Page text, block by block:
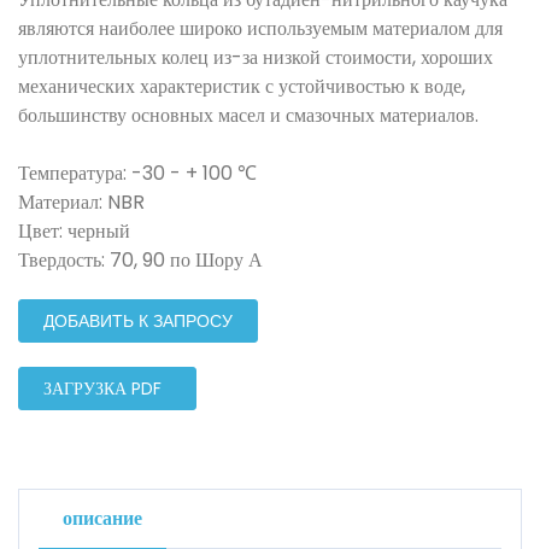
являются наиболее широко используемым материалом для
уплотнительных колец из-за низкой стоимости, хороших
механических характеристик с устойчивостью к воде,
большинству основных масел и смазочных материалов.
Температура: -30 - + 100 ℃
Материал: NBR
Цвет: черный
Твердость: 70, 90 по Шору А
ДОБАВИТЬ К ЗАПРОСУ
ЗАГРУЗКА PDF
описание